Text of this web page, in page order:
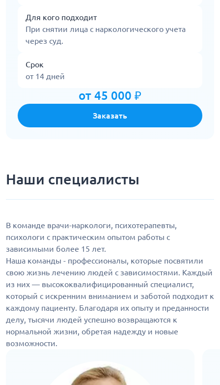
Для кого подходит
При снятии лица с наркологического учета
через суд.
Срок
от 14 дней
от 45 000 ₽
Заказать
Наши специалисты
В команде врачи-наркологи, психотерапевты,
психологи с практическим опытом работы с
зависимыми более 15 лет.
Наша команды - профессионалы, которые посвятили
свою жизнь лечению людей с зависимостями. Каждый
из них — высококвалифицированный специалист,
который с искренним вниманием и заботой подходит к
каждому пациенту. Благодаря их опыту и преданности
делу, тысячи людей успешно возвращаются к
нормальной жизни, обретая надежду и новые
возможности.